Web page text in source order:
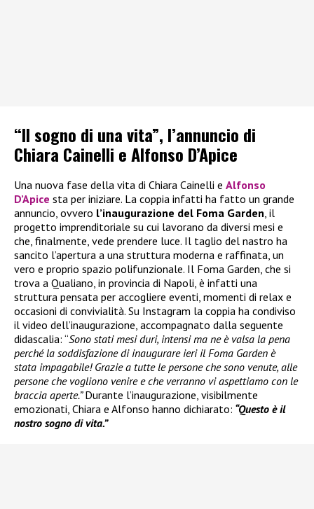
“Il sogno di una vita”, l’annuncio di
Chiara Cainelli e Alfonso D’Apice
Una nuova fase della vita di Chiara Cainelli e Alfonso
D’Apice sta per iniziare. La coppia infatti ha fatto un grande
annuncio, ovvero l’inaugurazione del Foma Garden, il
progetto imprenditoriale su cui lavorano da diversi mesi e
che, finalmente, vede prendere luce. Il taglio del nastro ha
sancito l’apertura a una struttura moderna e raffinata, un
vero e proprio spazio polifunzionale. Il Foma Garden, che si
trova a Qualiano, in provincia di Napoli, è infatti una
struttura pensata per accogliere eventi, momenti di relax e
occasioni di convivialità. Su Instagram la coppia ha condiviso
il video dell’inaugurazione, accompagnato dalla seguente
didascalia: “Sono stati mesi duri, intensi ma ne è valsa la pena
perché la soddisfazione di inaugurare ieri il Foma Garden è
stata impagabile! Grazie a tutte le persone che sono venute, alle
persone che vogliono venire e che verranno vi aspettiamo con le
braccia aperte.”Durante l’inaugurazione, visibilmente
emozionati, Chiara e Alfonso hanno dichiarato: “Questo è il
nostro sogno di vita.”